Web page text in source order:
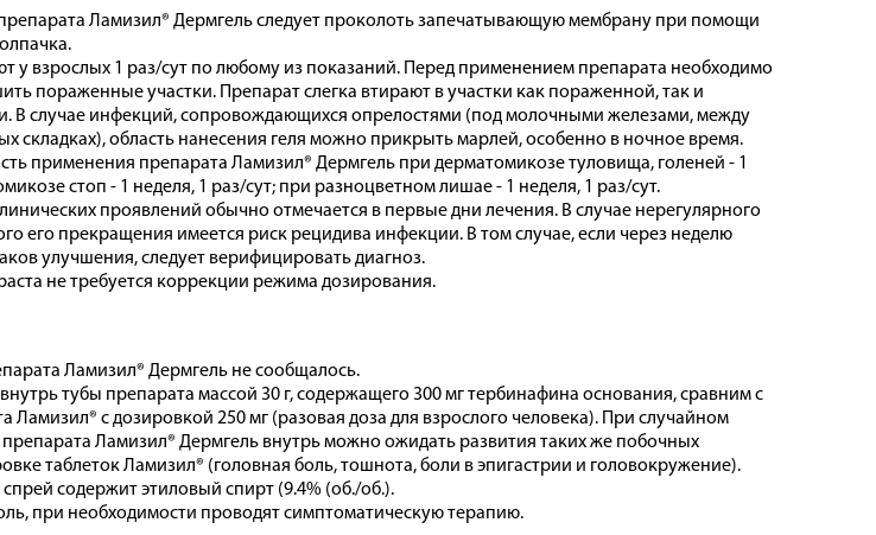
Ламизил® Дермгель следует проколоть запечатывающую мембрану при помощи
у взрослых 1 раз/сут по любому из показаний. Перед применением препарата необходимо
пораженные участки. Препарат слегка втирают в участки как пораженной, так и
В случае инфекций, сопровождающихся опрелостями (под молочными железами, между
складках), область нанесения геля можно прикрыть марлей, особенно в ночное время.
применения препарата Ламизил® Дермгель при дерматомикозе туловища, голеней - 1
стоп - 1 неделя, 1 раз/сут; при разноцветном лишае - 1 неделя, 1 раз/сут.
проявлений обычно отмечается в первые дни лечения. В случае нерегулярного
его прекращения имеется риск рецидива инфекции. В том случае, если через неделю
улучшения, следует верифицировать диагноз.
не требуется коррекции режима дозирования.
Ламизил® Дермгель не сообщалось.
тубы препарата массой 30 г, содержащего 300 мг тербинафина основания, сравним с
Ламизил® с дозировкой 250 мг (разовая доза для взрослого человека). При случайном
Ламизил® Дермгель внутрь можно ожидать развития таких же побочных
таблеток Ламизил® (головная боль, тошнота, боли в эпигастрии и головокружение).
содержит этиловый спирт (9.4% (об./об.).
при необходимости проводят симптоматическую терапию.